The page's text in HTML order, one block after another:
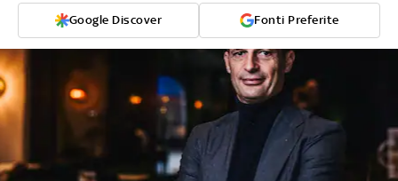
Google Discover Fonti Preferite